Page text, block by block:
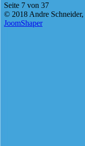
Seite 7 von 37
© 2018 Andre
JoomShaper